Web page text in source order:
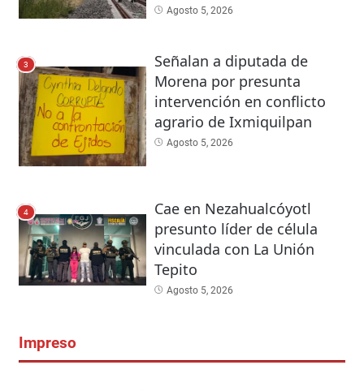
Agosto 5, 2026
3
Señalan a diputada de
Morena por presunta
intervención en conflicto
agrario de Ixmiquilpan
Agosto 5, 2026
4
Cae en Nezahualcóyotl
presunto líder de célula
vinculada con La Unión
Tepito
Agosto 5, 2026
Impreso